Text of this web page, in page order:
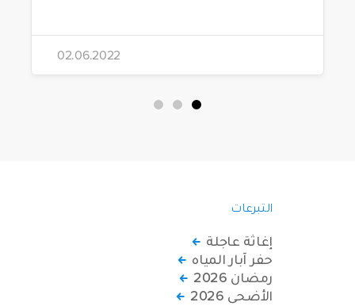
02.06.2022
التبرعات
إغاثة عاجلة
حفر آبار المياه
رمضان 2026
الأضحى 2026